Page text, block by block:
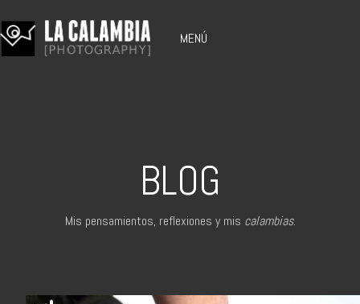
MENÚ
BLOG
Mis pensamientos, reflexiones y mis calambias.